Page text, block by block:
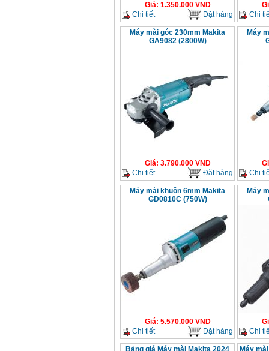
Giá: 1.350.000VND
Chi tiết
Đặt hàng
Chi
Máy mài góc 230mm Makita
GA9082 (2800W)
Giá: 3.790.000VND
Chi tiết
Đặt hàng
Máy
Chi
Máy mài khuôn 6mm Makita
GD0810C (750W)
Giá: 5.570.000VND
Chi tiết
Đặt hàng
Máy
Chi